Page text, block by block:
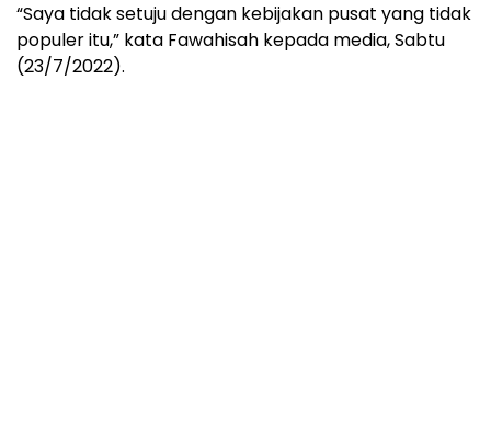
“Saya tidak setuju dengan kebijakan pusat yang tidak
populer itu,” kata Fawahisah kepada media, Sabtu
(23/7/2022).